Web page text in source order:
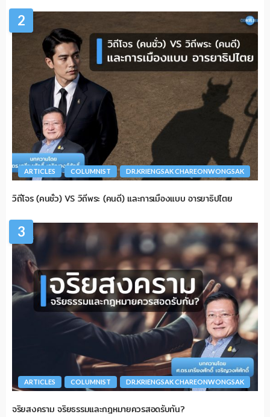
2
ARTICLES COLUMNIST DR.KRIENGSAK CHAREONWONGSAK
วิถีโจร (คนชั่ว) VS วิถีพระ (คนดี) และการเมืองแบบ อารยาธิปไตย
3
ARTICLES COLUMNIST DR.KRIENGSAK CHAREONWONGSAK
จริยสงคราม จริยธรรมและกฎหมายควรสอดรับกัน?